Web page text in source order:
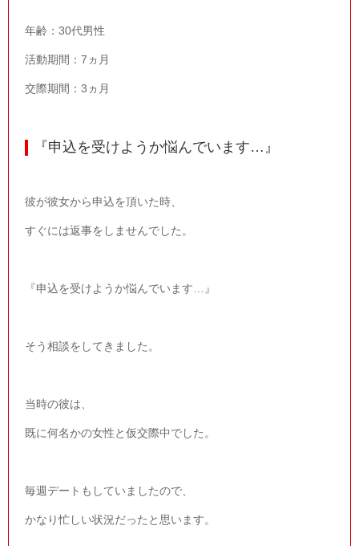
年齢： 30代男性
活動期間： 7 ヵ月
交際期間：3ヵ月
『申込を受けようか悩んでいます…』
彼が彼女から申込を頂いた時、
すぐには返事をしませんでした。
『申込を受けようか悩んでいます…』
そう相談をしてきました。
当時の彼は、
既に何名かの女性と仮交際中でした。
毎週デートもしていましたので、
かなり忙しい状況だったと思います。